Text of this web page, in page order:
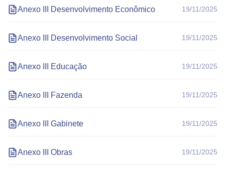
Anexo III Desenvolvimento Econômico 19/11/2025
Anexo III Desenvolvimento Social 19/11/2025
Anexo III Educação 19/11/2025
Anexo III Fazenda 19/11/2025
Anexo III Gabinete 19/11/2025
Anexo III Obras 19/11/2025